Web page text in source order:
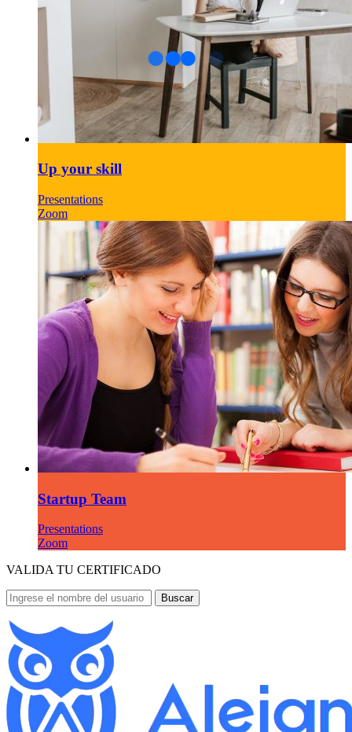
Up your skill
Presentations
Zoom
Startup Team
Presentations
Zoom
VALIDA TU CERTIFICADO